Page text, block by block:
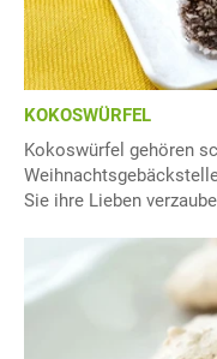
KOKOSWÜRFEL
Kokoswürfel gehören
Sie ihre Lieben